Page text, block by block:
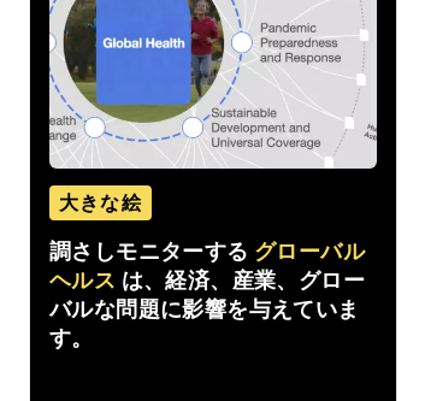
大きな絵
調さしモニターする グローバル
ヘルス は、経済、産業、グロー
バルな問題に影響を与えていま
す。